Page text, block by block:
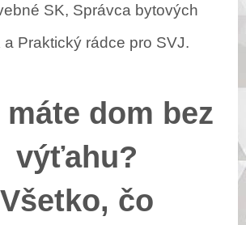
SK, Správca bytových
Praktický rádce pro SVJ.
máte dom bez
výťahu?
Všetko, čo